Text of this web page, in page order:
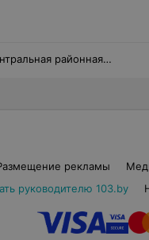
районная
рекламы
руководителю 103.by